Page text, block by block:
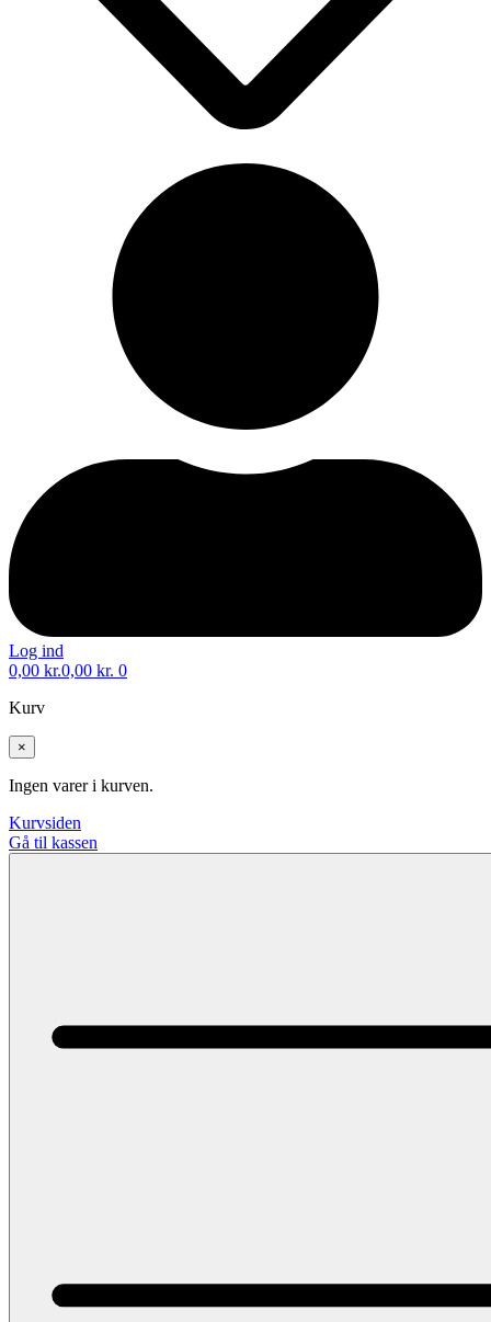
Log ind
0,00 kr.0,00 kr. 0
Kurv
×
Ingen varer i kurven.
Kurvsiden
Gå til kassen